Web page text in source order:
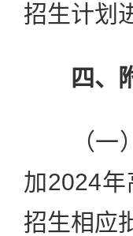
招生计划
四、
（一）
加2024
招生相应